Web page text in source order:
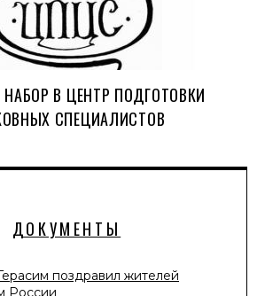
ДОКУМЕНТЫ
поздравил жителей
России
В ЦЕНТР ПОДГОТОВКИ
СПЕЦИАЛИСТОВ